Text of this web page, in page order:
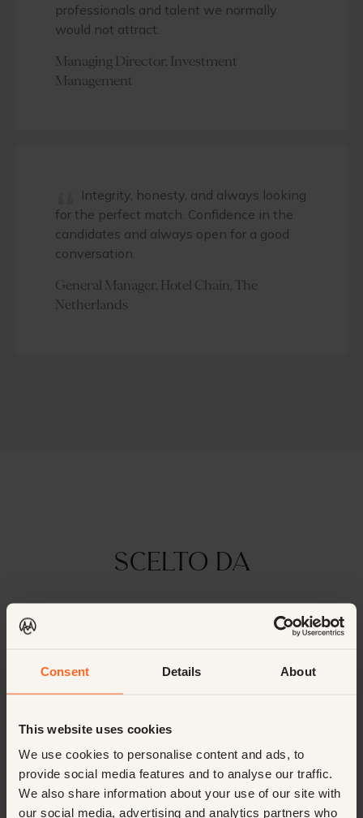
Consent Details About
This website uses cookies
We use cookies to personalise content and ads, to
provide social media features and to analyse our traffic.
We also share information about your use of our site with
our social media, advertising and analytics partners who
professionals and talent we normally
would not attract.
Managing Director, Investment
Management
“ Integrity, honesty, and always looking
for the perfect match. Confidence in the
candidates and always open for a good
conversation.
General Manager, Hotel Chain, The
Netherlands
Scelto da